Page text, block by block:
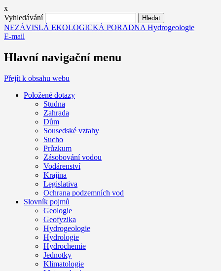
x
Vyhledávání
NEZÁVISLÁ EKOLOGICKÁ PORADNA Hydrogeologie
E-mail
Hlavní navigační menu
Přejít k obsahu webu
Položené dotazy
Studna
Zahrada
Dům
Sousedské vztahy
Sucho
Průzkum
Zásobování vodou
Vodárenství
Krajina
Legislativa
Ochrana podzemních vod
Slovník pojmů
Geologie
Geofyzika
Hydrogeologie
Hydrologie
Hydrochemie
Jednotky
Klimatologie